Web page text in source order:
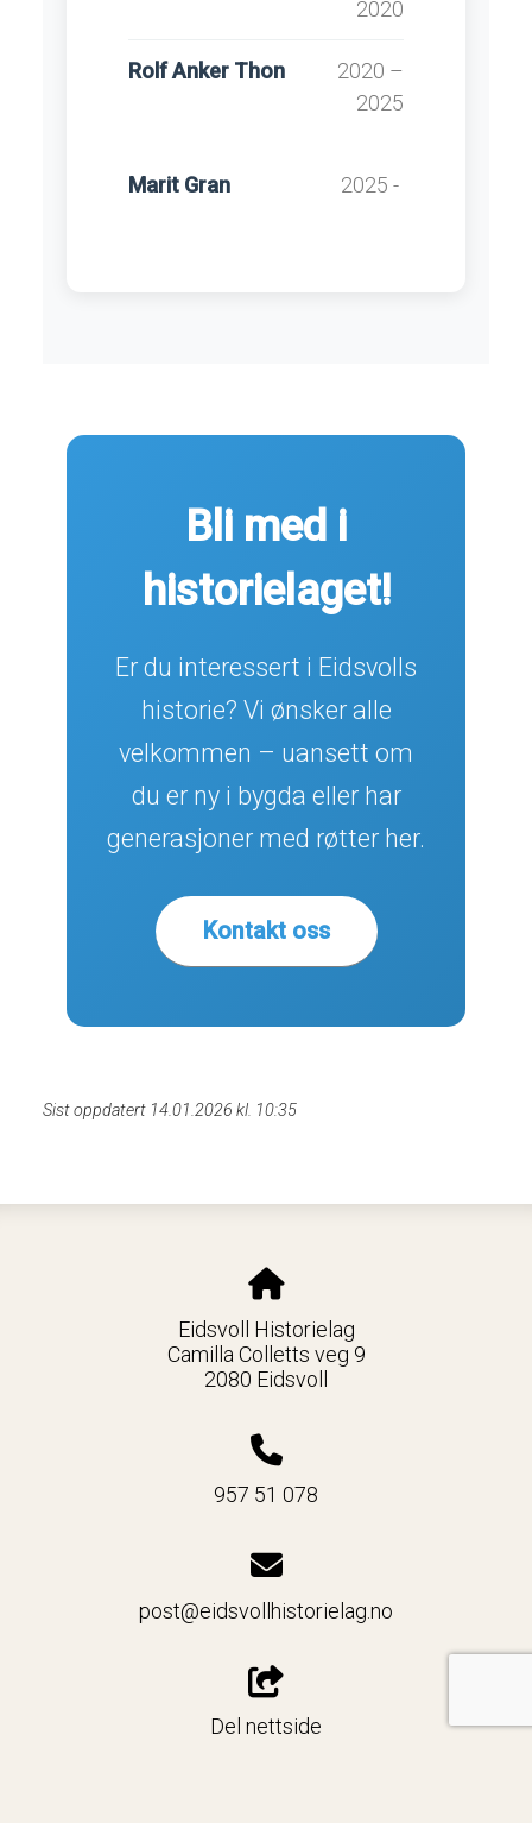
2020
Rolf Anker Thon
2020 –
2025
Marit Gran 2025 -
Bli med i
historielaget!
Er du interessert i Eidsvolls
historie? Vi ønsker alle
velkommen – uansett om
du er ny i bygda eller har
generasjoner med røtter her.
Kontakt oss
Sist oppdatert 14.01.2026 kl. 10:35
Eidsvoll Historielag
Camilla Colletts veg 9
2080 Eidsvoll
957 51 078
post@eidsvollhistorielag.no
Del nettside